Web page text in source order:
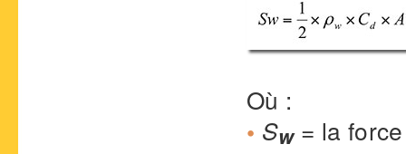
Où :
• Sw= la